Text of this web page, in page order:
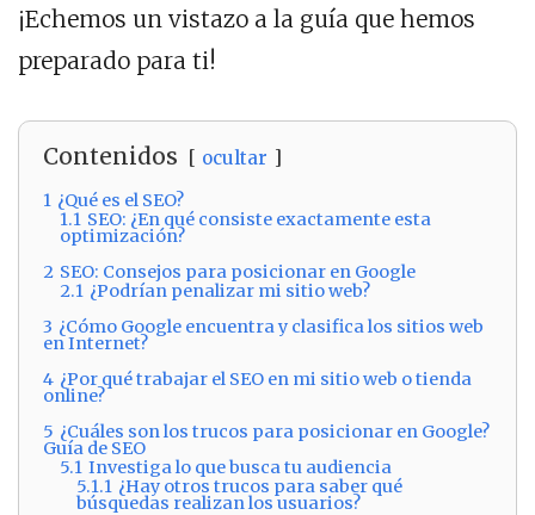
¡Echemos un vistazo a la guía que hemos
preparado para ti!
Contenidos ocultar
1 ¿Qué es el SEO?
1.1 SEO: ¿En qué consiste exactamente esta
optimización?
2 SEO: Consejos para posicionar en Google
2.1 ¿Podrían penalizar mi sitio web?
3 ¿Cómo Google encuentra y clasifica los sitios web
en Internet?
4 ¿Por qué trabajar el SEO en mi sitio web o tienda
online?
5 ¿Cuáles son los trucos para posicionar en Google?
Guía de SEO
5.1 Investiga lo que busca tu audiencia
5.1.1 ¿Hay otros trucos para saber qué
búsquedas realizan los usuarios?